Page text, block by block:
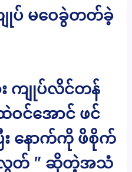
ျုပ် မဝေခွဲတတ်ခဲ့
ကျုပ်လိင်တန်
ဝင်အောင် ဖင်
နောက်ကို ဖိစိုက်
လွတ် ” ဆိုတဲ့အသံ